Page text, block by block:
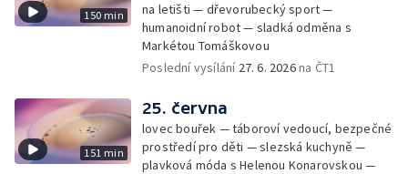
150 min
na letišti — dřevorubecký sport —
humanoidní robot — sladká odměna s
Markétou Tomáškovou
Poslední vysílání 27. 6. 2026na ČT1
151 min
25. června
lovec bouřek — táboroví vedoucí, bezpečné
prostředí pro děti — slezská kuchyně —
plavková móda s Helenou Konarovskou —